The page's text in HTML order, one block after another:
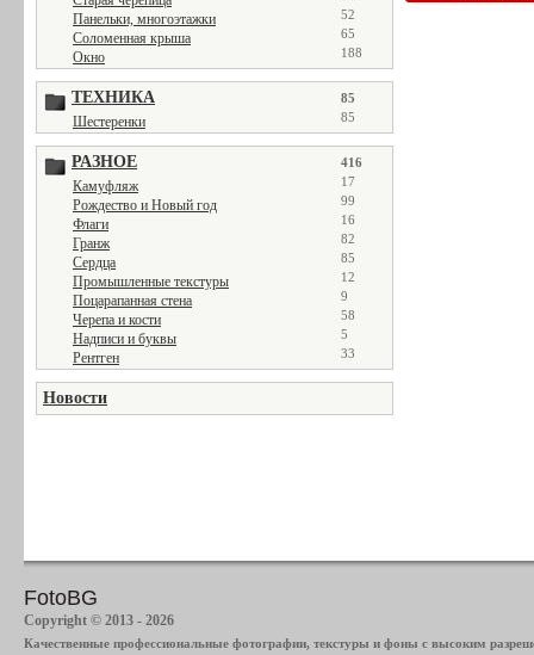
Панельки, многоэтажки 52
Соломенная крыша 65
Окно 188
ТЕХНИКА 85
Шестеренки 85
РАЗНОЕ 416
Камуфляж 17
Рождество и Новый год 99
Флаги 16
Гранж 82
Сердца 85
Промышленные текстуры 12
Поцарапанная стена 9
Черепа и кости 58
Надписи и буквы 5
Рентген 33
Новости
FotoBG
Copyright © 2013 - 2026
Качественные профессиональные фотографии, текстуры и фоны с высоким